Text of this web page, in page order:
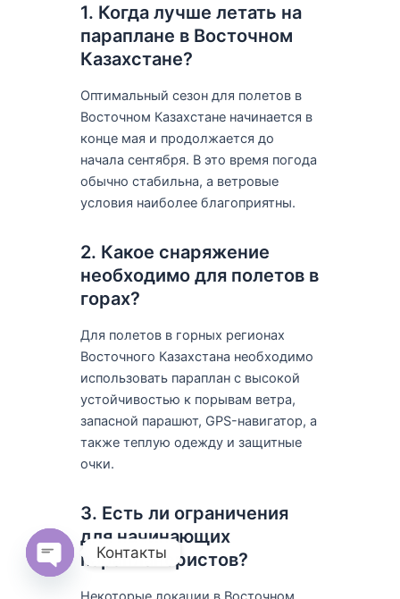
1. Когда лучше летать на
параплане в Восточном
Казахстане?
Оптимальный сезон для полетов в
Восточном Казахстане начинается в
конце мая и продолжается до
начала сентября. В это время погода
обычно стабильна, а ветровые
условия наиболее благоприятны.
2. Какое снаряжение
необходимо для полетов в
горах?
Для полетов в горных регионах
Восточного Казахстана необходимо
использовать параплан с высокой
устойчивостью к порывам ветра,
запасной парашют, GPS-навигатор, а
также теплую одежду и защитные
очки.
3. Есть ли ограничения
для начинающих
парапланеристов?
Контакты
Open
chaty